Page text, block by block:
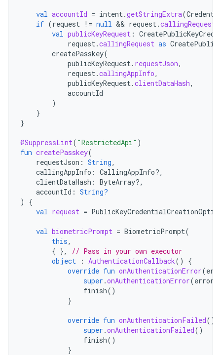
val accountId = intent.getStringExtra(
if (request != null && request.callingRequest
val publicKeyRequest :
request.callingRequest as
createPasskey(
publicKeyRequest. requestJson,
request.callingAppInfo,
publicKeyRequest.clientDataHash,
accountId
)
}
}
@SuppressLint( "RestrictedApi" )
fun createPasskey(
requestJson : String,
callingAppInfo : CallingAppInfo?,
clientDataHash : ByteArray?,
accountId : String?
)
{
val request =
val biometricPrompt = BiometricPrompt(
this,
{ },
// Pass in your own executor
object
: AuthenticationCallback()
{
override fun onAuthenticationError(
super .onAuthenticationError(
finish()
}
override fun onAuthenticationFailed()
super .onAuthenticationFailed()
finish()
}